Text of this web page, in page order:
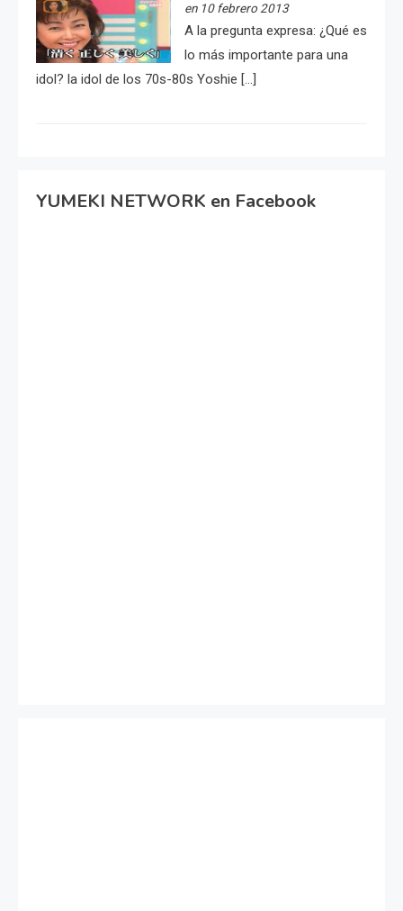
en 10 febrero 2013
A la pregunta expresa: ¿Qué es
lo más importante para una
idol? la idol de los 70s-80s Yoshie […]
YUMEKI NETWORK en Facebook